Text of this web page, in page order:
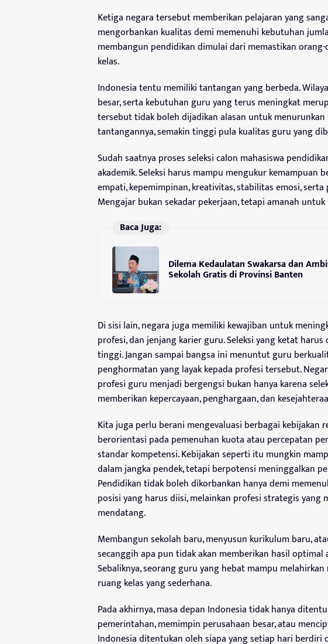
Ketiga negara tersebut memberikan pelajaran yang
mengorbankan kualitas demi memenuhi kebutuhan
membangun pendidikan dimulai dari memastikan
kelas.
Indonesia tentu memiliki tantangan yang berbeda.
besar, serta kebutuhan guru yang terus meningkat
tersebut tidak boleh dijadikan alasan untuk menurunkan
tantangannya, semakin tinggi pula kualitas guru yang
Sudah saatnya proses seleksi calon mahasiswa
akademik. Seleksi harus mampu mengukur kemampuan
empati, kepemimpinan, kreativitas, stabilitas emosi,
Mengajar bukan sekadar pekerjaan, tetapi amanah
Baca Juga:
Dilema Kedaulatan Swakarsa dan
Sekolah Gratis di Provinsi Banten
Di sisi lain, negara juga memiliki kewajiban untuk
profesi, dan jenjang karier guru. Seleksi yang ketat
tinggi. Jangan sampai bangsa ini menuntut guru
penghormatan yang layak kepada profesi tersebut.
profesi guru menjadi bergengsi bukan hanya karena
memberikan kepercayaan, penghargaan, dan
Kita juga perlu berani mengevaluasi berbagai kebijakan
berorientasi pada pemenuhan kuota atau percepatan
standar kompetensi. Kebijakan seperti itu mungkin
dalam jangka pendek, tetapi berpotensi meninggalkan
Pendidikan tidak boleh dikorbankan hanya demi
posisi yang harus diisi, melainkan profesi strategis yang
mendatang.
Membangun sekolah baru, menyusun kurikulum baru,
secanggih apa pun tidak akan memberikan hasil
Sebaliknya, seorang guru yang hebat mampu
ruang kelas yang sederhana.
Pada akhirnya, masa depan Indonesia tidak hanya
pemerintahan, memimpin perusahaan besar, atau
Indonesia ditentukan oleh siapa yang setiap hari berdiri